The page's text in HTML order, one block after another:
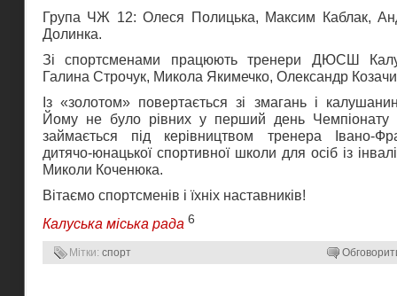
Група ЧЖ 12: Олеся Полицька, Максим Каблак,
Долинка.
Зі спортсменами працюють тренери ДЮСШ
Галина Строчук, Микола Якимечко, Олександр
Із «золотом» повертається зі змагань і
Йому не було рівних у перший день Чемпіонату
займається під керівництвом тренера Івано-
дитячо-юнацької спортивної школи для осіб із
Миколи Коченюка.
Вітаємо спортсменів і їхніх наставників!
Калуська міська рада 6
Мітки: спорт